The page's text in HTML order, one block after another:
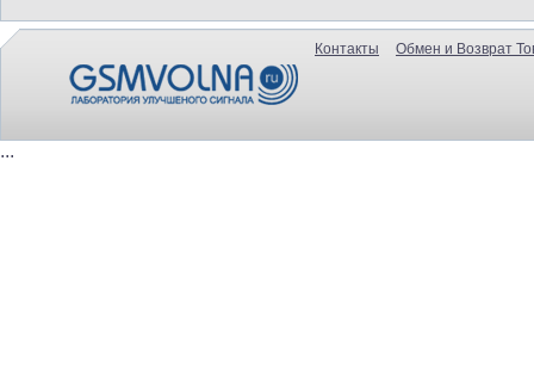
Контакты Обмен и Возврат
...